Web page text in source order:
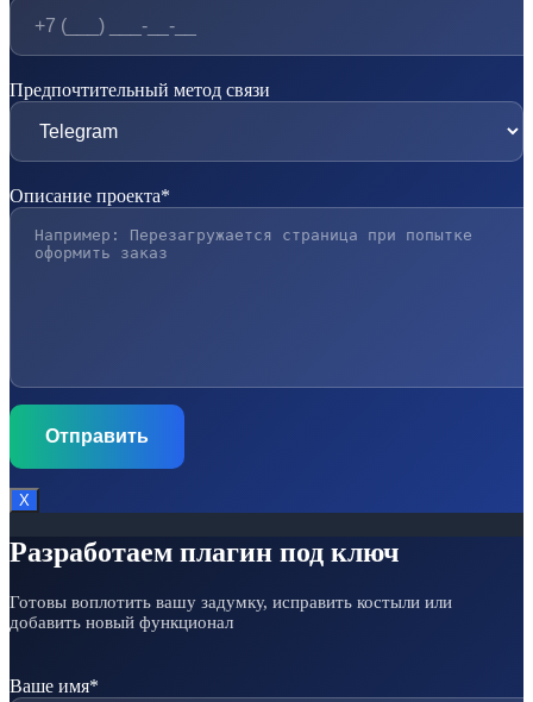
Предпочтительный метод связи
Описание проекта*
Х
Разработаем плагин под ключ
Готовы воплотить вашу задумку, исправить костыли или
добавить новый функционал
Ваше имя*